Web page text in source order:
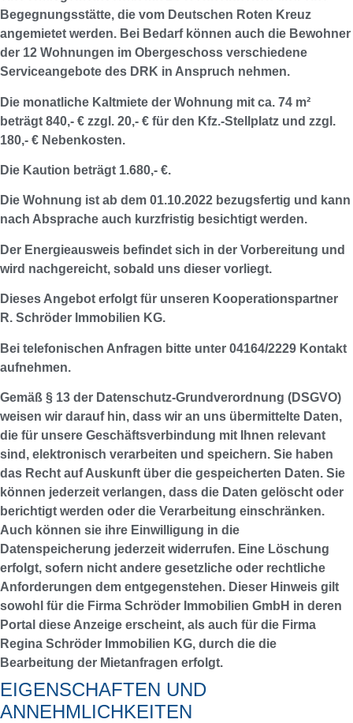
Begegnungsstätte, die vom Deutschen Roten Kreuz
angemietet werden. Bei Bedarf können auch die Bewohner
der 12 Wohnungen im Obergeschoss verschiedene
Serviceangebote des DRK in Anspruch nehmen.
Die monatliche Kaltmiete der Wohnung mit ca. 74 m²
beträgt 840,- € zzgl. 20,- € für den Kfz.-Stellplatz und zzgl.
180,- € Nebenkosten.
Die Kaution beträgt 1.680,- €.
Die Wohnung ist ab dem 01.10.2022 bezugsfertig und kann
nach Absprache auch kurzfristig besichtigt werden.
Der Energieausweis befindet sich in der Vorbereitung und
wird nachgereicht, sobald uns dieser vorliegt.
Dieses Angebot erfolgt für unseren Kooperationspartner
R. Schröder Immobilien KG.
Bei telefonischen Anfragen bitte unter 04164/2229 Kontakt
aufnehmen.
Gemäß § 13 der Datenschutz-Grundverordnung (DSGVO)
weisen wir darauf hin, dass wir an uns übermittelte Daten,
die für unsere Geschäftsverbindung mit Ihnen relevant
sind, elektronisch verarbeiten und speichern. Sie haben
das Recht auf Auskunft über die gespeicherten Daten. Sie
können jederzeit verlangen, dass die Daten gelöscht oder
berichtigt werden oder die Verarbeitung einschränken.
Auch können sie ihre Einwilligung in die
Datenspeicherung jederzeit widerrufen. Eine Löschung
erfolgt, sofern nicht andere gesetzliche oder rechtliche
Anforderungen dem entgegenstehen. Dieser Hinweis gilt
sowohl für die Firma Schröder Immobilien GmbH in deren
Portal diese Anzeige erscheint, als auch für die Firma
Regina Schröder Immobilien KG, durch die die
Bearbeitung der Mietanfragen erfolgt.
EIGENSCHAFTEN UND
ANNEHMLICHKEITEN